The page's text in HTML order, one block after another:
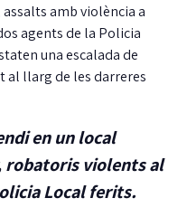
amb violència a
agents de la Policia
una escalada de
al llarg de les darreres
en un local
robatoris violents al
Local ferits.